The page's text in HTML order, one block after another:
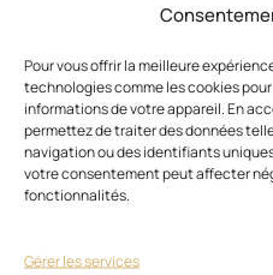
Pour vous offrir la meilleure
technologies comme les cookies
informations de votre appareil. En
permettez de traiter des données
navigation ou des identifiants
votre consentement peut affecter
fonctionnalités.
Gérer les services